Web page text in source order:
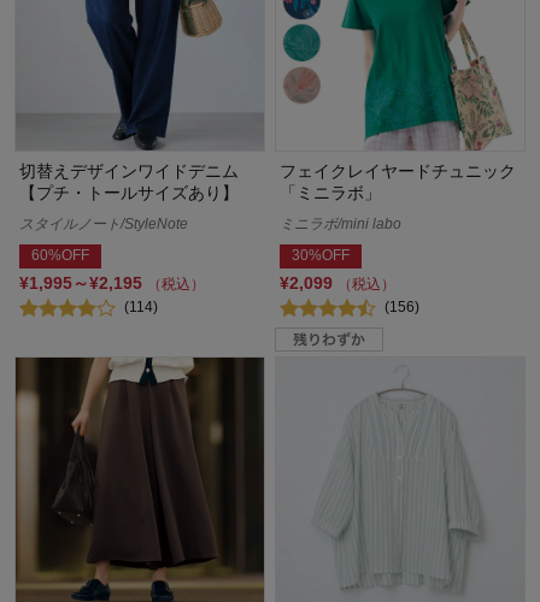
切替えデザインワイドデニム
【プチ・トールサイズあり】
スタイルノート/StyleNote
60%OFF
¥1,995～¥2,195
（税込）
(114)
フェイクレイヤードチュニック
「ミニラボ」
ミニラボ/mini labo
30%OFF
¥2,099
（税込）
(156)